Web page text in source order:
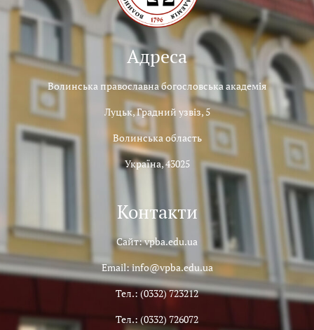
Адреса
Волинська православна богословська академія
Луцьк, Градний узвіз, 5
Волинська область
Україна, 43025
Контакти
Сайт: vpba.edu.ua
Email: info@vpba.edu.ua
Тел.: (0332) 723212
Тел.: (0332) 726072